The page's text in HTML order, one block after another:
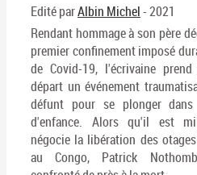
Edité parAlbin Michel- 2021
Rendant hommage à son père
premier confinement imposé
de Covid-19, l'écrivaine
départ un événement
défunt pour se plonger
d'enfance. Alors qu'il est
négocie la libération des
au Congo, Patrick